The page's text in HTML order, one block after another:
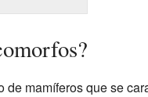
de mamíferos que se